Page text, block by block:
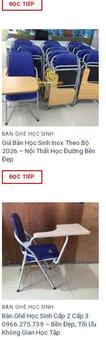
ĐỌC TIẾP
BÀN GHẾ HỌC SINH
Giá Bàn Học Sinh Inox Theo Bộ
2026 – Nội Thất Học Đường Bền
Đẹp
ĐỌC TIẾP
BÀN GHẾ HỌC SINH
Bàn Ghế Học Sinh Cấp 2 Cấp 3
0966.275.739 – Bền Đẹp, Tối Ưu
Không Gian Học Tập